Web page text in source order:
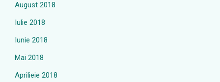
August 2018
Iulie 2018
Iunie 2018
Mai 2018
Aprilieie 2018